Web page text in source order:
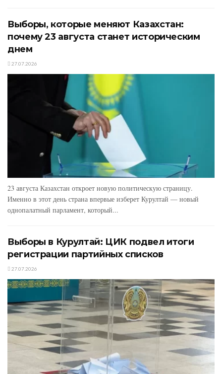
Выборы, которые меняют Казахстан:
почему 23 августа станет историческим
днем
27.07.2026
23 августа Казахстан откроет новую политическую страницу.
Именно в этот день страна впервые изберет Курултай — новый
однопалатный парламент, который...
Выборы в Курултай: ЦИК подвел итоги
регистрации партийных списков
27.07.2026